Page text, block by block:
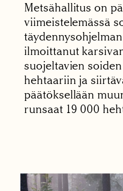
Metsähallitus on
viimeistelemässä
ilmoittanut
suojeltavien
hehtaariin ja
päätöksellään
runsaat 19 000